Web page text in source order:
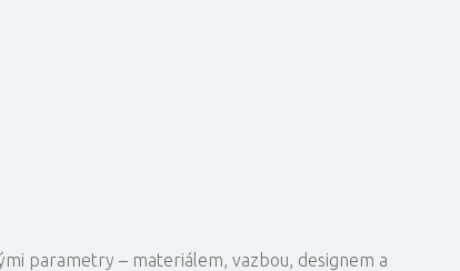
parametry – materiálem, vazbou, designem a